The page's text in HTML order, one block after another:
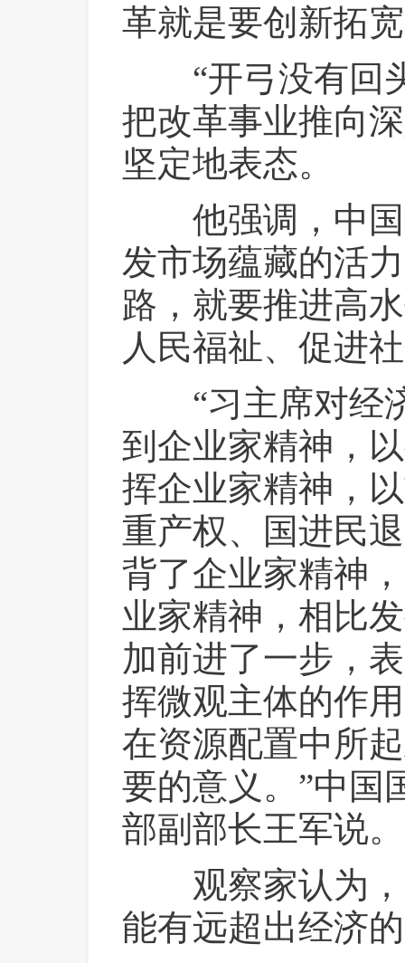
革就是要创新拓
“开弓没有回
把改革事业推向
坚定地表态。
他强调，中国
发市场蕴藏的活
路，就要推进高
人民福祉、促进
“习主席对经
到企业家精神，
挥企业家精神，
重产权、国进民
背了企业家精神
业家精神，相比
加前进了一步，
挥微观主体的作
在资源配置中所
要的意义。”中国
部副部长王军说。
观察家认为，
能有远超出经济